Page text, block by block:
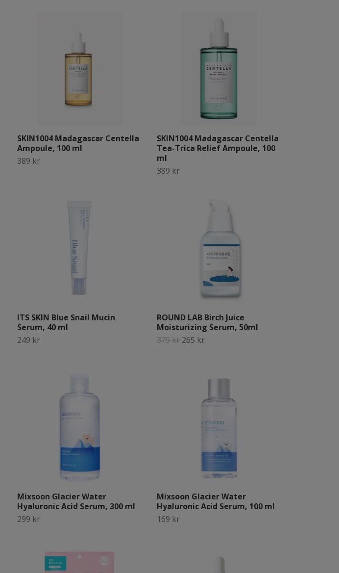
SKIN1004 Madagascar Centella
Ampoule, 100 ml
389 kr
SKIN1004 Madagascar Centella
Tea-Trica Relief Ampoule, 100
ml
389 kr
ITS SKIN Blue Snail Mucin
Serum, 40 ml
249 kr
ROUND LAB Birch Juice
Moisturizing Serum, 50ml
379 kr 265 kr
Mixsoon Glacier Water
Hyaluronic Acid Serum, 300 ml
299 kr
Mixsoon Glacier Water
Hyaluronic Acid Serum, 100 ml
169 kr